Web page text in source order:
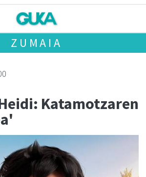
ZUMAIA
Katamotzaren